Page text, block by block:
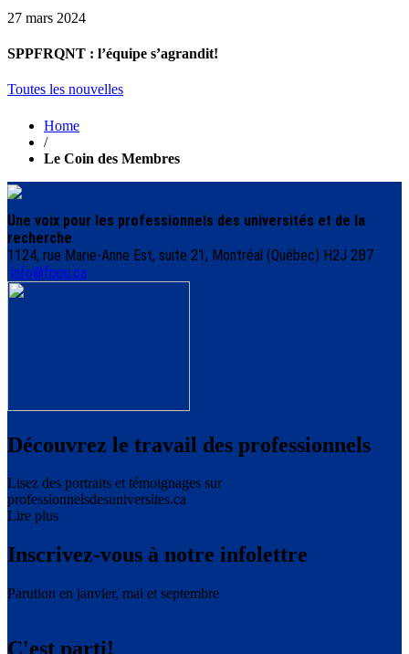
27 mars 2024
SPPFRQNT : l’équipe s’agrandit!
Toutes les nouvelles
Home
/
Le Coin des Membres
Une voix pour les professionnels des universités et de la
recherche
1124, rue Marie-Anne Est, suite 21, Montréal (Québec) H2J 2B7
info@fppu.ca
Découvrez le travail des professionnels
Lisez des portraits et témoignages sur
professionnelsdesuniversites.ca
Lire plus
Inscrivez-vous à notre infolettre
Parution en janvier, mai et septembre
C'est parti!